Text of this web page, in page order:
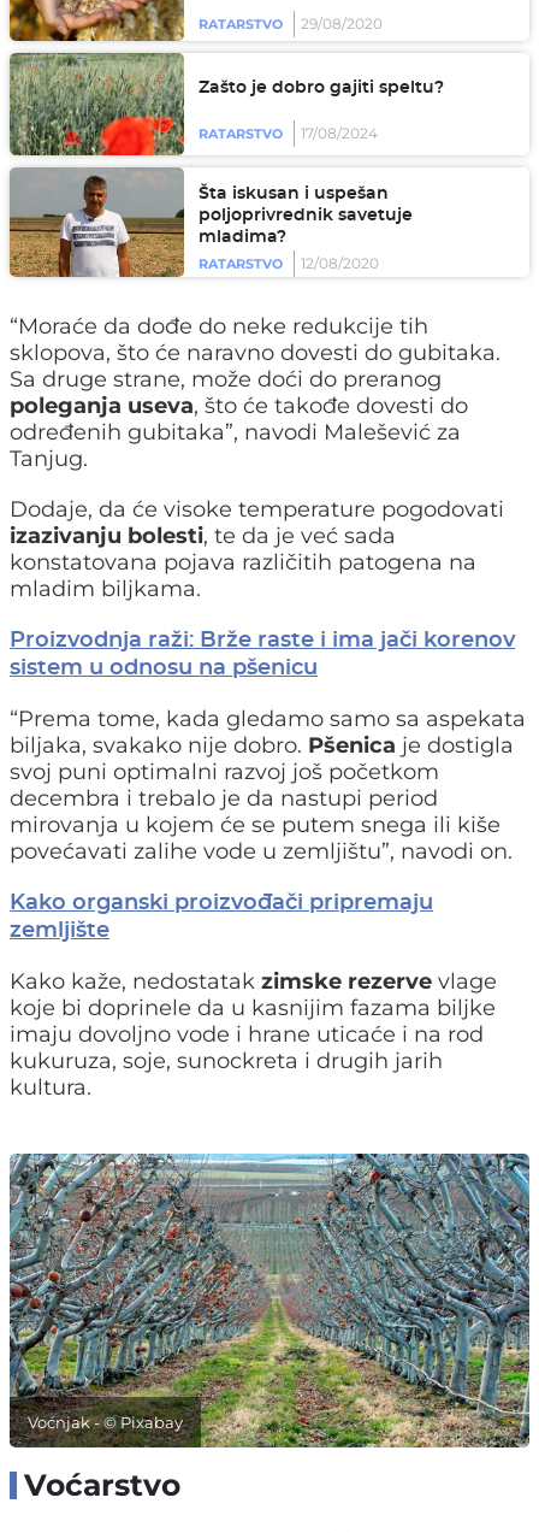
RATARSTVO 29/08/2020
Zašto je dobro gajiti speltu?
RATARSTVO 17/08/2024
Šta iskusan i uspešan
poljoprivrednik savetuje
mladima?
RATARSTVO
12/08/2020
“Moraće da dođe do neke redukcije tih
sklopova, što će naravno dovesti do gubitaka.
Sa druge strane, može doći do preranog
poleganja useva, što će takođe dovesti do
određenih gubitaka”, navodi Malešević za
Tanjug.
Dodaje, da će visoke temperature pogodovati
izazivanju bolesti, te da je već sada
konstatovana pojava različitih patogena na
mladim biljkama.
Proizvodnja raži: Brže raste i ima jači korenov
sistem u odnosu na pšenicu
“Prema tome, kada gledamo samo sa aspekata
biljaka, svakako nije dobro. Pšenica je dostigla
svoj puni optimalni razvoj još početkom
decembra i trebalo je da nastupi period
mirovanja u kojem će se putem snega ili kiše
povećavati zalihe vode u zemljištu”, navodi on.
Kako organski proizvođači pripremaju
zemljište
Kako kaže, nedostatak zimske rezerve vlage
koje bi doprinele da u kasnijim fazama biljke
imaju dovoljno vode i hrane uticaće i na rod
kukuruza, soje, sunockreta i drugih jarih
kultura.
Voćnjak - © Pixabay
Voćarstvo